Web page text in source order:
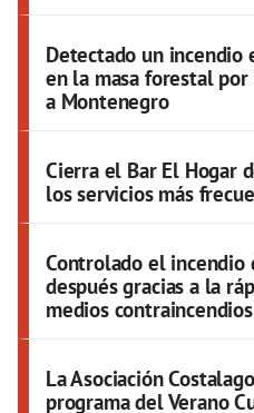
Detectado un incendio
en la masa forestal
a Montenegro
Cierra el Bar El Hogar
los servicios más
Controlado el incendio
después gracias a la
medios contraincendios
La Asociación
programa del Verano